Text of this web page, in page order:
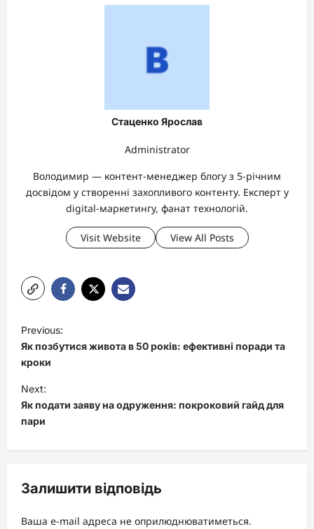
Стаценко Ярослав
Administrator
Володимир — контент-менеджер блогу з 5-річним
досвідом у створенні захопливого контенту. Експерт у
digital-маркетингу, фанат технологій.
Visit Website View All Posts
P
o
s
t
n
a
v
g
a
Previous:
Як позбутися живота в 50 років: ефективні поради та
кроки
Next:
Як подати заяву на одруження: покроковий гайд для
пари
Залишити відповідь
Ваша e-mail адреса не оприлюднюватиметься.